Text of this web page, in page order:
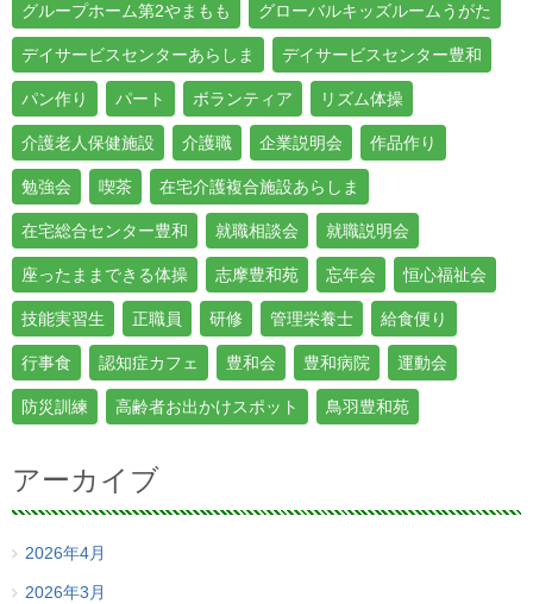
グループホーム第2やまもも グローバルキッズルームうがた
デイサービスセンターあらしま デイサービスセンター豊和
パン作り パート ボランティア リズム体操
介護老人保健施設 介護職 企業説明会 作品作り
勉強会 喫茶 在宅介護複合施設あらしま
在宅総合センター豊和 就職相談会 就職説明会
座ったままできる体操 志摩豊和苑 忘年会 恒心福祉会
技能実習生 正職員 研修 管理栄養士 給食便り
行事食 認知症カフェ 豊和会 豊和病院 運動会
防災訓練 高齢者お出かけスポット 鳥羽豊和苑
アーカイブ
2026年4月
2026年3月